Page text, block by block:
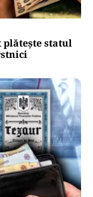
plătește statul